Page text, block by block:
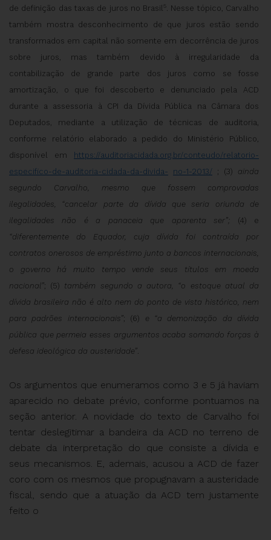
de definição das taxas de juros no Brasil5. Nesse tópico, Carvalho
também mostra desconhecimento de que juros estão sendo
transformados em capital não somente em decorrência de juros
sobre juros, mas também devido à irregularidade da
contabilização de grande parte dos juros como se fosse
amortização, o que foi descoberto e denunciado pela ACD
durante a assessoria à CPI da Dívida Pública na Câmara dos
Deputados, mediante a utilização de técnicas de auditoria,
conforme relatório elaborado a pedido do Ministério Público,
disponível em
https://auditoriacidada.org.br/conteudo/relatorio-
especifico-de-auditoria-cidada-da-divida-
no-1-2013/ ; (3) ainda
segundo Carvalho, mesmo que fossem comprovadas
ilegalidades, “cancelar parte da dívida que seria oriunda de
ilegalidades não é a panaceia que aparenta ser”; (4) e
“diferentemente do Equador, cuja dívida foi contraída por
contratos onerosos de empréstimo junto a bancos internacionais,
o governo há muito tempo vende seus títulos em moeda
nacional”; (5) também segundo a autora, “o estoque atual da
dívida brasileira não é alto nem do ponto de vista histórico, nem
para
padrões internacionais”; (6) e “a
demonização da dívida
pública que permeia esses argumentos acaba somando forças à
defesa ideológica da austeridade”.
Os argumentos que enumeramos como 3 e 5 já haviam
aparecido no debate prévio, conforme pontuamos na
seção anterior. A novidade do texto de Carvalho foi
tentar deslegitimar a bandeira da ACD no terreno de
debate da interpretação do que consiste a dívida e
seus mecanismos. E, ademais, acusou a ACD de fazer
coro com os mesmos que propugnavam a austeridade
fiscal, sendo que a atuação da ACD tem justamente
feito o